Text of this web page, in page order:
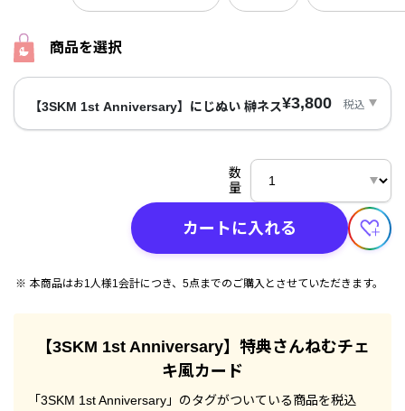
商品を選択
【3SKM 1st Anniversary】にじぬい 榊ネス¥3,800 税込
数
量
カートに入れる
本商品はお1人様1会計につき、5点までのご購入とさせていただきます。
【3SKM 1st Anniversary】特典さんねむチェ
キ風カード
「3SKM 1st Anniversary」のタグがついている商品を税込